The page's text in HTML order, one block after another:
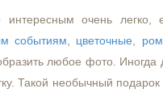
очень легко,
событиям цветочные
любое фото. Иногда
Такой необычный